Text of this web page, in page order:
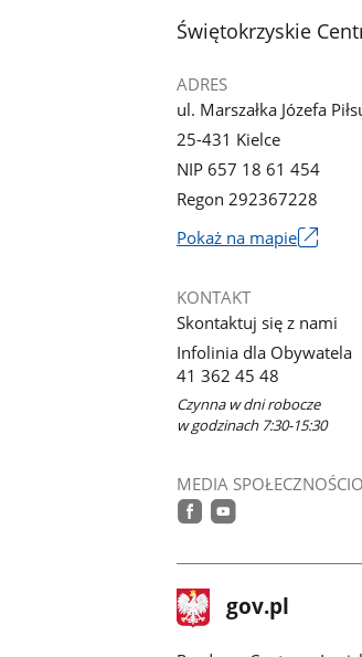
stopka
Świętokrzyskie
ADRES
ul. Marszałka Józefa
25-431 Kielce
NIP 657 18 61 454
Regon 292367228
Pokaż na mapieLink
nowym
oknie
KONTAKT
Skontaktuj się z nami
Infolinia dla Obywatela
41 362 45 48
Czynna w dni robocze
w godzinach 7:30-15:30
MEDIA
stopka
gov.pl Strona
gov.pl